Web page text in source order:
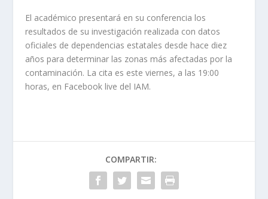
El académico presentará en su conferencia los
resultados de su investigación realizada con datos
oficiales de dependencias estatales desde hace diez
años para determinar las zonas más afectadas por la
contaminación. La cita es este viernes, a las 19:00
horas, en Facebook live del IAM.
COMPARTIR: